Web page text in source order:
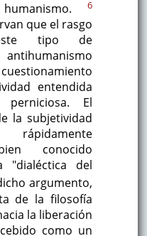
6
que el rasgo
tipo de
entendida
El
la subjetividad
conocido
"dialéctica del
argumento,
de la filosofía
la liberación
como un